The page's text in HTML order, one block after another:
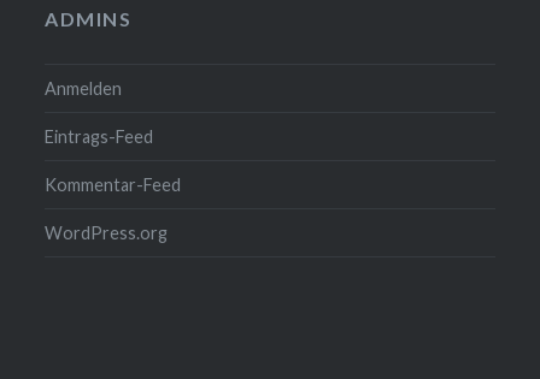
ADMINS
Anmelden
Eintrags-Feed
Kommentar-Feed
WordPress.org